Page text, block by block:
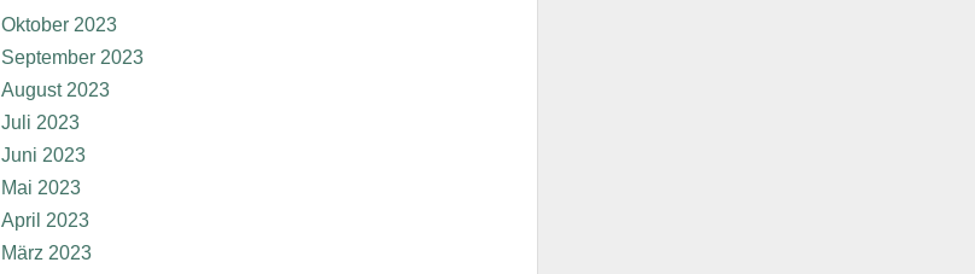
Oktober 2023
September 2023
August 2023
Juli 2023
Juni 2023
Mai 2023
April 2023
März 2023